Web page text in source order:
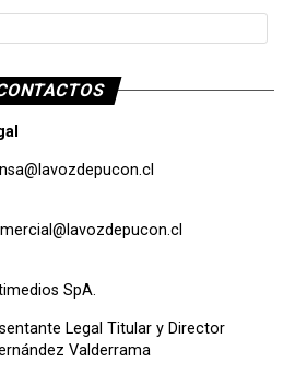
SpA.
Legal Titular y Director
Valderrama